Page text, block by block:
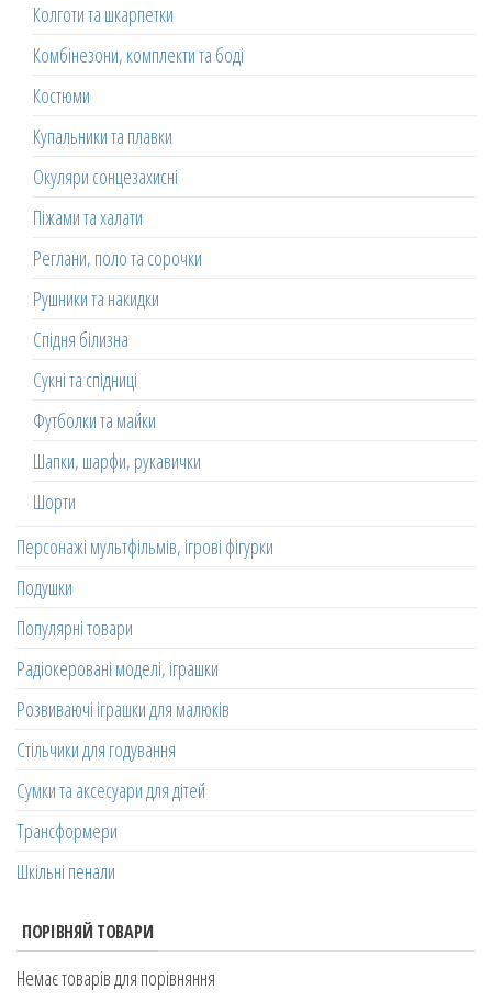
Колготи та шкарпетки
Комбінезони, комплекти та боді
Костюми
Купальники та плавки
Окуляри сонцезахисні
Піжами та халати
Реглани, поло та сорочки
Рушники та накидки
Спідня білизна
Сукні та спідниці
Футболки та майки
Шапки, шарфи, рукавички
Шорти
Персонажі мультфільмів, ігрові фігурки
Подушки
Популярні товари
Радіокеровані моделі, іграшки
Розвиваючі іграшки для малюків
Стільчики для годування
Сумки та аксесуари для дітей
Трансформери
Шкільні пенали
ПОРІВНЯЙ ТОВАРИ
Немає товарів для порівняння